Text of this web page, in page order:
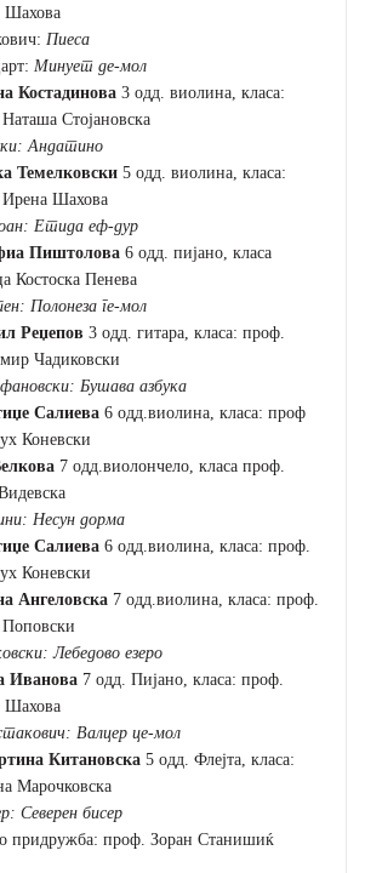
Шахова
Пиеса
Минует де-мол
Костадинова 3 одд. виолина, класа:
Стојановска
Андатино
Темелковски 5 одд. виолина, класа:
Шахова
Етида еф-дур
Пиштолова 6 одд. пијано, класа
Костоска Пенева
Полонеза ге-мол
Реџепов 3 одд. гитара, класа: проф.
Чадиковски
Бушава азбука
Салиева6 одд.виолина, класа: проф
Коневски
7 одд.виолончело, класа проф.
Несун дорма
Салиева6 одд.виолина, класа: проф.
Коневски
Ангеловска 7 одд.виолина, класа: проф.
Лебедово езеро
Иванова 7 одд. Пијано, класа: проф.
Шахова
Валцер це-мол
Китановска 5 одд. Флејта, класа:
Марочковска
Северен бисер
придружба: проф. Зоран Станишиќ